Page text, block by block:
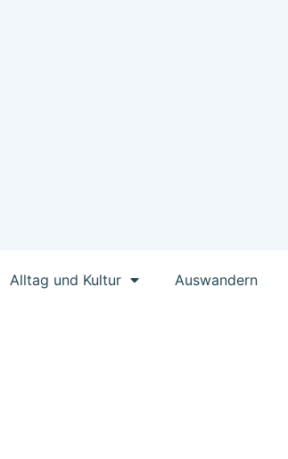
Alltag und Kultur Auswandern